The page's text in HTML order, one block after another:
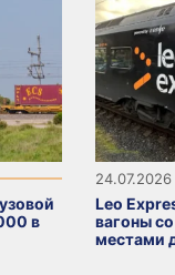
в
24.07.2026
Leo
вагоны
местами